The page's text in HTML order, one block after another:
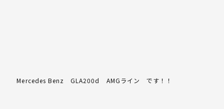
Mercedes Benz GLA200d AMGライン です！！